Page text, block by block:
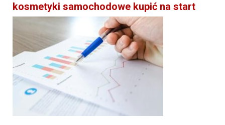
kosmetyki samochodowe kupić na start